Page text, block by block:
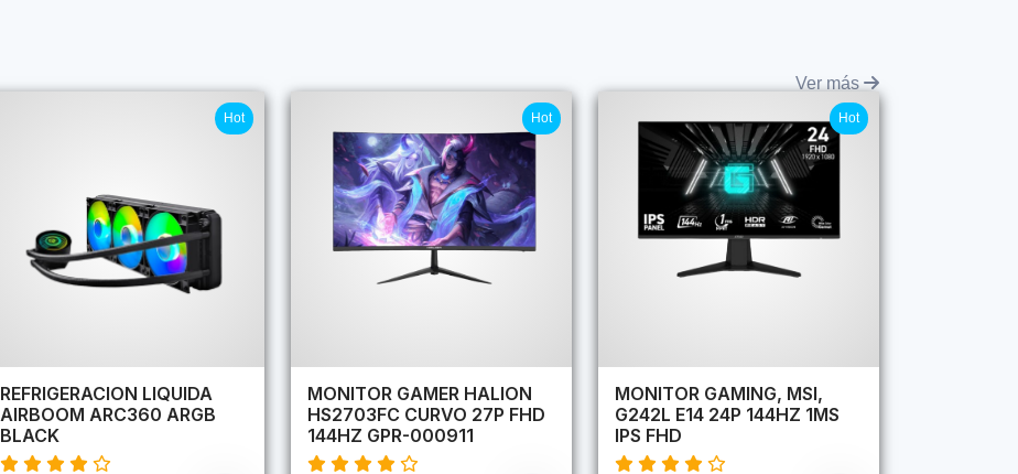
Ver más
Hot
REFRIGERACION LIQUIDA
AIRBOOM ARC360 ARGB
BLACK
Hot
MONITOR GAMER HALION
HS2703FC CURVO 27P FHD
144HZ GPR-000911
Hot
MONITOR GAMING, MSI,
G242L E14 24P 144HZ 1MS
IPS FHD